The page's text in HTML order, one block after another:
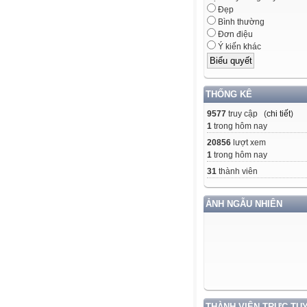
Đẹp
Bình thường
Đơn điệu
Ý kiến khác
THỐNG KÊ
9577 truy cập (chi tiết)
1 trong hôm nay
20856 lượt xem
1 trong hôm nay
31 thành viên
ẢNH NGẪU NHIÊN